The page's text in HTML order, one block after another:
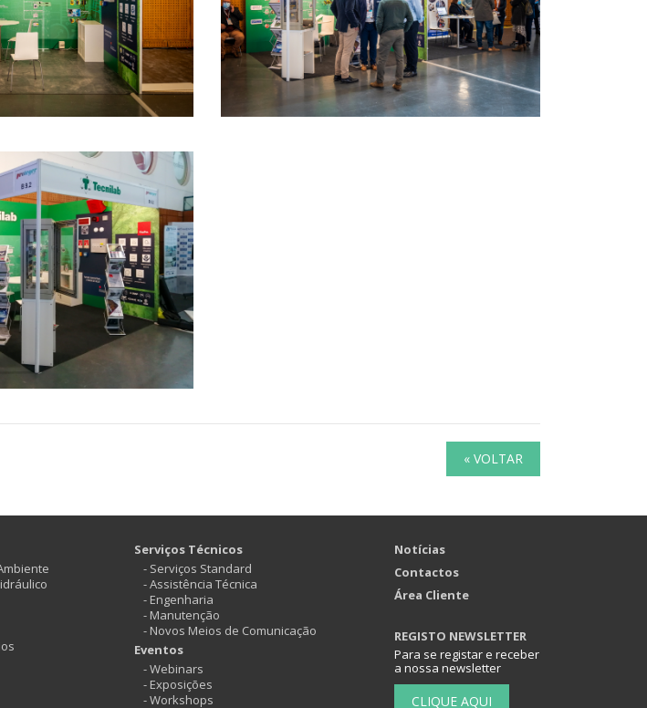
« VOLTAR
Serviços Técnicos
- Serviços Standard
- Assistência Técnica
- Engenharia
- Manutenção
- Novos Meios de Comunicação
Eventos
- Webinars
- Exposições
- Workshops
Notícias
Contactos
Área Cliente
REGISTO NEWSLETTER
Para se registar e receber
a nossa newsletter